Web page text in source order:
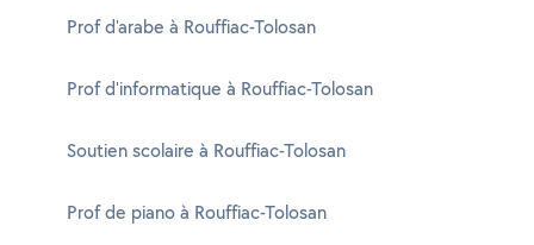
Prof d'arabe à Rouffiac-Tolosan
Prof d'informatique à Rouffiac-Tolosan
Soutien scolaire à Rouffiac-Tolosan
Prof de piano à Rouffiac-Tolosan